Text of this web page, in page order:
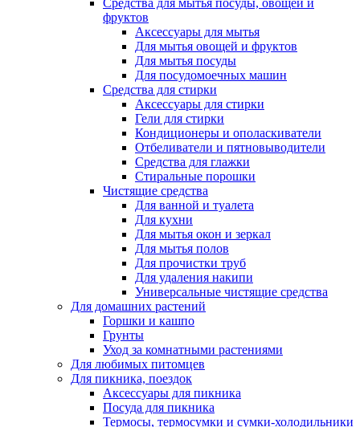
Средства для мытья посуды, овощей и
фруктов
Аксессуары для мытья
Для мытья овощей и фруктов
Для мытья посуды
Для посудомоечных машин
Средства для стирки
Аксессуары для стирки
Гели для стирки
Кондиционеры и ополаскиватели
Отбеливатели и пятновыводители
Средства для глажки
Стиральные порошки
Чистящие средства
Для ванной и туалета
Для кухни
Для мытья окон и зеркал
Для мытья полов
Для прочистки труб
Для удаления накипи
Универсальные чистящие средства
Для домашних растений
Горшки и кашпо
Грунты
Уход за комнатными растениями
Для любимых питомцев
Для пикника, поездок
Аксессуары для пикника
Посуда для пикника
Термосы, термосумки и сумки-холодильники